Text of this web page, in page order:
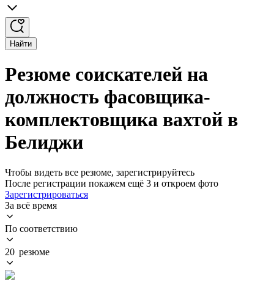
Найти
Резюме соискателей на
должность фасовщика-
комплектовщика вахтой в
Белиджи
Чтобы видеть все резюме, зарегистрируйтесь
После регистрации покажем ещё 3 и откроем фото
Зарегистрироваться
За всё время
По соответствию
20 резюме